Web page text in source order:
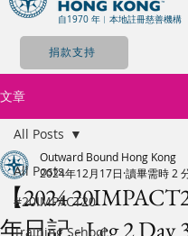
自1970 年︳本地註冊慈善機構
捐款支持
文章
All Posts
#20IMPACT20
Training School
All Posts
【2024
年日記 - Leg 2 Day
Outward Bound Hong Kong
2024年12月17日 讀畢需時 2